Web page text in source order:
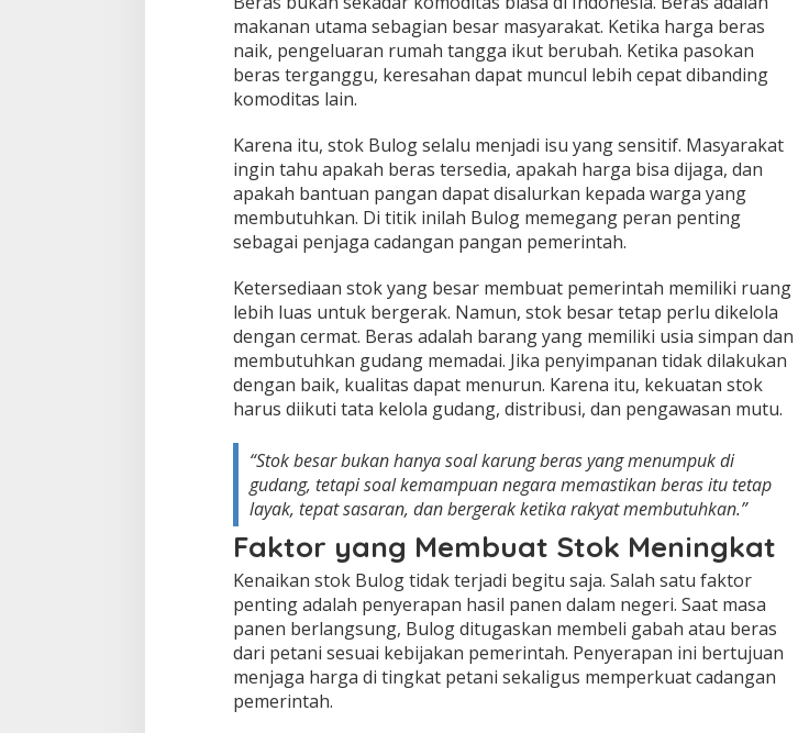
makanan utama sebagian besar masyarakat. Ketika harga beras
naik, pengeluaran rumah tangga ikut berubah. Ketika pasokan
beras terganggu, keresahan dapat muncul lebih cepat dibanding
komoditas lain.
Karena itu, stok Bulog selalu menjadi isu yang sensitif. Masyarakat
ingin tahu apakah beras tersedia, apakah harga bisa dijaga, dan
apakah bantuan pangan dapat disalurkan kepada warga yang
membutuhkan. Di titik inilah Bulog memegang peran penting
sebagai penjaga cadangan pangan pemerintah.
Ketersediaan stok yang besar membuat pemerintah memiliki ruang
lebih luas untuk bergerak. Namun, stok besar tetap perlu dikelola
dengan cermat. Beras adalah barang yang memiliki usia simpan dan
membutuhkan gudang memadai. Jika penyimpanan tidak dilakukan
dengan baik, kualitas dapat menurun. Karena itu, kekuatan stok
harus diikuti tata kelola gudang, distribusi, dan pengawasan mutu.
“Stok besar bukan hanya soal karung beras yang menumpuk di
gudang, tetapi soal kemampuan negara memastikan beras itu tetap
layak, tepat sasaran, dan bergerak ketika rakyat membutuhkan.”
Faktor yang Membuat Stok Meningkat
Kenaikan stok Bulog tidak terjadi begitu saja. Salah satu faktor
penting adalah penyerapan hasil panen dalam negeri. Saat masa
panen berlangsung, Bulog ditugaskan membeli gabah atau beras
dari petani sesuai kebijakan pemerintah. Penyerapan ini bertujuan
menjaga harga di tingkat petani sekaligus memperkuat cadangan
pemerintah.